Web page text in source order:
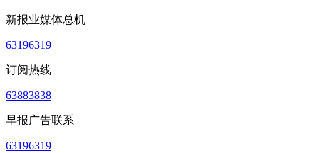
新报业媒体总机
63196319
订阅热线
63883838
早报广告联系
63196319